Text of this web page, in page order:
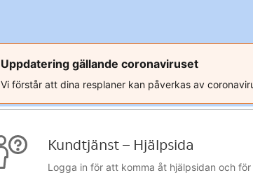
Uppdatering gällande coronaviruset
Vi förstår att dina resplaner kan påverkas av
Kundtjänst – Hjälpsida
Logga in för att komma åt hjälpsidan och